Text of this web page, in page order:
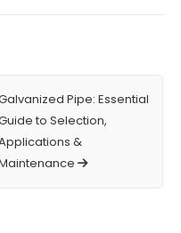
Pipe: Essential
to Selection,
&